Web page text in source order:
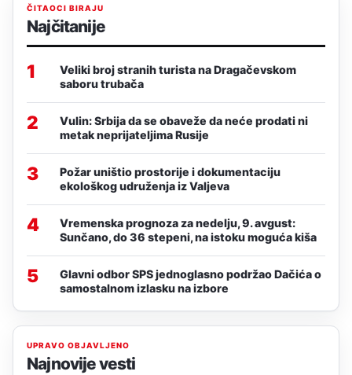
ČITAOCI BIRAJU
Najčitanije
1
Veliki broj stranih turista na Dragačevskom
saboru trubača
2
Vulin: Srbija da se obaveže da neće prodati ni
metak neprijateljima Rusije
3
Požar uništio prostorije i dokumentaciju
ekološkog udruženja iz Valjeva
4
Vremenska prognoza za nedelju, 9. avgust:
Sunčano, do 36 stepeni, na istoku moguća kiša
5
Glavni odbor SPS jednoglasno podržao Dačića o
samostalnom izlasku na izbore
UPRAVO OBJAVLJENO
Najnovije vesti